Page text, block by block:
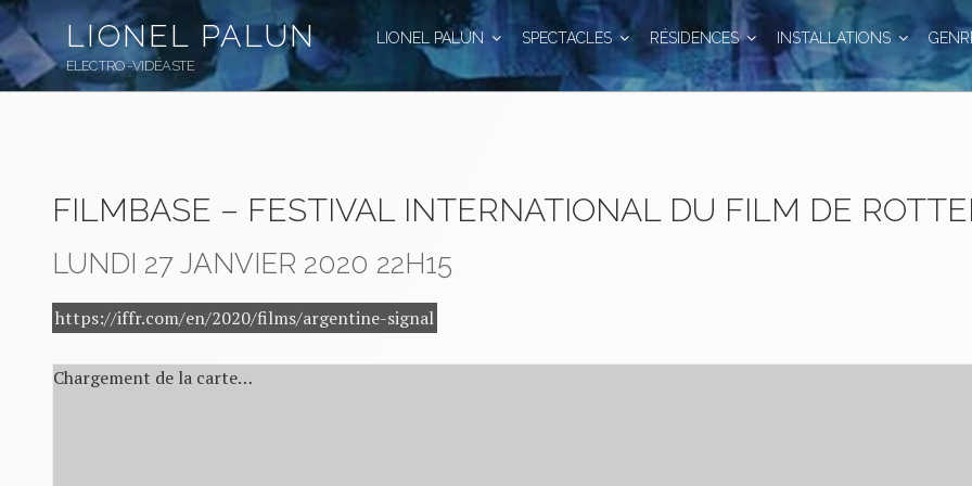
Aller
au
contenu
principal
LIONEL PALUN
ELECTRO-VIDÉASTE
LIONEL PALUN SPECTACLES RÉSIDENCES INSTALLATIONS
FILMBASE – FESTIVAL INTERNATIONAL DU FILM DE
LUNDI 27 JANVIER 2020 22H15
https://iffr.com/en/2020/films/argentine-signal
Chargement de la carte…